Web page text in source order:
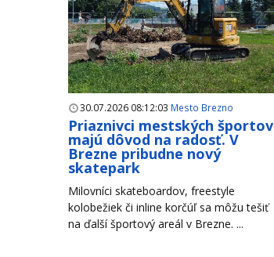
30.07.2026 08:12:03 Mesto Brezno
Priaznivci mestských športov
majú dôvod na radosť. V
Brezne pribudne nový
skatepark
Milovníci skateboardov, freestyle
kolobežiek či inline korčúľ sa môžu tešiť
na ďalší športový areál v Brezne. ...